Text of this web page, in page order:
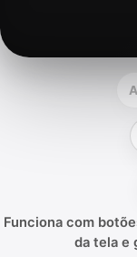
Funciona com
da tela e